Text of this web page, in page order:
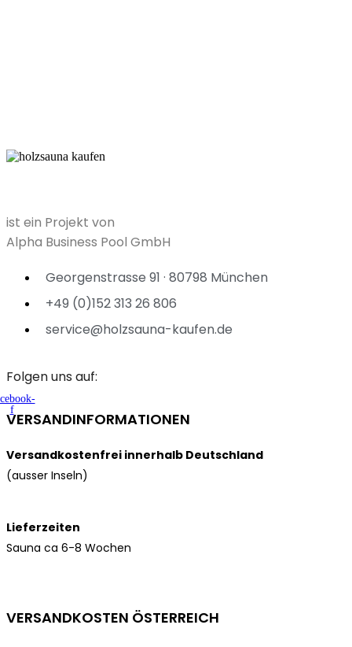
ist ein Projekt von
Alpha Business Pool GmbH
Georgenstrasse 91 · 80798 München
+49 (0)152 313 26 806
service@holzsauna-kaufen.de
Folgen uns auf:
f
VERSANDINFORMATIONEN
Versandkostenfrei innerhalb Deutschland
(ausser Inseln)
Lieferzeiten
Sauna ca 6-8 Wochen
VERSANDKOSTEN ÖSTERREICH